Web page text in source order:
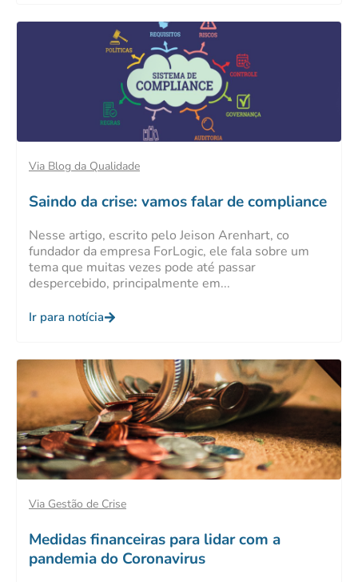
Via Blog da Qualidade
Saindo da crise: vamos falar de compliance
Nesse artigo, escrito pelo Jeison Arenhart, co
fundador da empresa ForLogic, ele fala sobre um
tema que muitas vezes pode até passar
despercebido, principalmente em...
Ir para notícia
Via Gestão de Crise
Medidas financeiras para lidar com a
pandemia do Coronavirus